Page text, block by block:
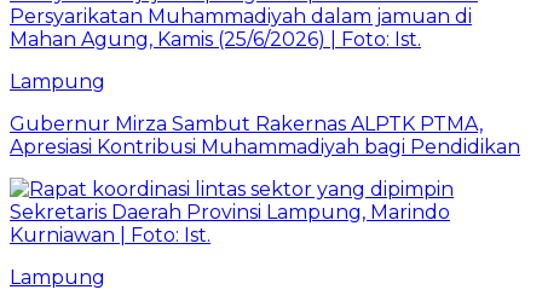
Lampung
Gubernur Mirza Sambut Rakernas ALPTK PTMA,
Apresiasi Kontribusi Muhammadiyah bagi Pendidikan
Lampung